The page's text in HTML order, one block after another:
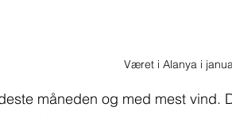
Været i Alanya i
måneden og med mest vind.